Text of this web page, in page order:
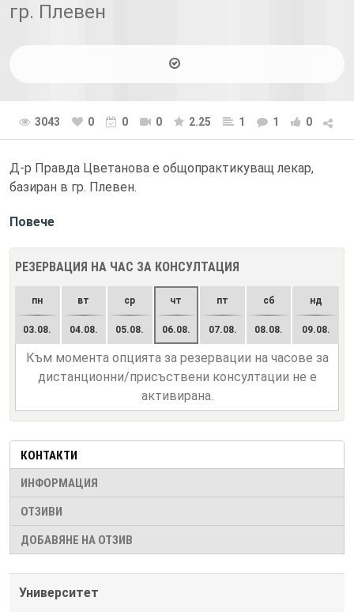
гр. Плевен
3043 0 0 0 2.25 1 1 0
Д-р Правда Цветанова е общопрактикуващ лекар,
базиран в гр. Плевен.
Повече
РЕЗЕРВАЦИЯ НА ЧАС ЗА КОНСУЛТАЦИЯ
пн
03.08.
вт
04.08.
ср
05.08.
чт
06.08.
пт
07.08.
сб
08.08.
нд
09.08.
Към момента опцията за резервации на часове за
дистанционни/присъствени консултации не е
активирана.
КОНТАКТИ
ИНФОРМАЦИЯ
ОТЗИВИ
ДОБАВЯНЕ НА ОТЗИВ
Университет